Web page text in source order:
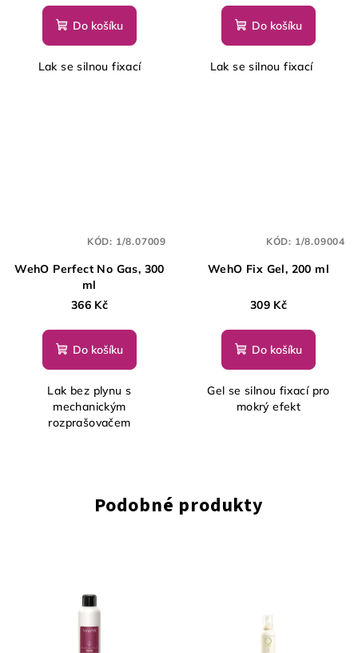
Do košíku
Lak se silnou fixací
Do košíku
Lak se silnou fixací
WehO Perfect No Gas, 300
ml
366 Kč
Do košíku
Lak bez plynu s
mechanickým
rozprašovačem
KÓD: 1/8.07009
WehO Fix Gel, 200 ml
309 Kč
Do košíku
Gel se silnou fixací pro
mokrý efekt
KÓD: 1/8.09004
Podobné produkty